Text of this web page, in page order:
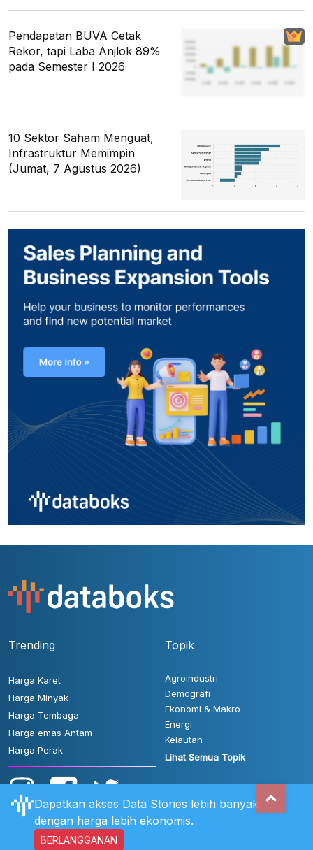
Pendapatan BUVA Cetak
Rekor, tapi Laba Anjlok 89%
pada Semester I 2026
10 Sektor Saham Menguat,
Infrastruktur Memimpin
(Jumat, 7 Agustus 2026)
Trending
Harga Karet
Harga Minyak
Harga Tembaga
Harga emas Antam
Harga Perak
Topik
Agroindustri
Demografi
Ekonomi & Makro
Energi
Kelautan
Lihat Semua Topik
Aturan Pengguna Hubungi Kami
Dapatkan akses Data Stories lebih banyak
dengan harga lebih ekonomis.
BERLANGGANAN